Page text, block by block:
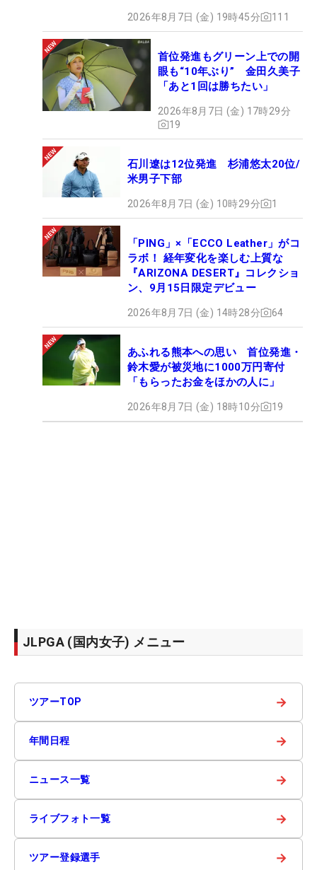
2026年8月7日 (金) 19時45分 111
首位発進もグリーン上での開
眼も“10年ぶり” 金田久美子
「あと1回は勝ちたい」
2026年8月7日 (金) 17時29分
19
石川遼は12位発進 杉浦悠太20位/
米男子下部
2026年8月7日 (金) 10時29分 1
「PING」×「ECCO Leather」がコ
ラボ！ 経年変化を楽しむ上質な
『ARIZONA DESERT』コレクショ
ン、9月15日限定デビュー
2026年8月7日 (金) 14時28分 64
あふれる熊本への思い 首位発進・
鈴木愛が被災地に1000万円寄付
「もらったお金をほかの人に」
2026年8月7日 (金) 18時10分 19
JLPGA (国内女子) メニュー
ツアーTOP →
年間日程 →
ニュース一覧 →
ライブフォト一覧 →
ツアー登録選手 →